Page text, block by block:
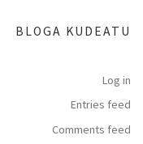
BLOGA KUDEATU
Log in
Entries feed
Comments feed